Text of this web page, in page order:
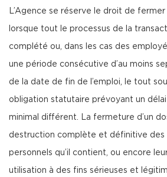
L’Agence se réserve le droit de fermer
lorsque tout le processus de la
complété ou, dans les cas des
une période consécutive d’au moins
de la date de fin de l’emploi, le tout
obligation statutaire prévoyant un
minimal différent. La fermeture d’un
destruction complète et définitive des
personnels qu’il contient, ou encore
utilisation à des fins sérieuses et